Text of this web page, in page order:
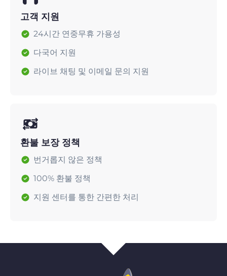
고객 지원
24시간 연중무휴 가용성
다국어 지원
라이브 채팅 및 이메일 문의 지원
환불 보장 정책
번거롭지 않은 정책
100% 환불 정책
지원 센터를 통한 간편한 처리